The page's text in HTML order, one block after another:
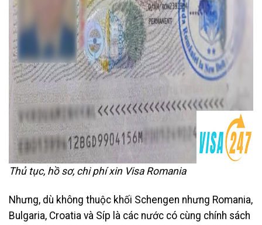
Thủ tục, hồ sơ, chi phí xin Visa Romania
Nhưng, dù không thuộc khối Schengen nhưng Romania,
Bulgaria, Croatia và Síp là các nước có cùng chính sách